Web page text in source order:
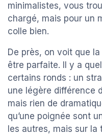
minimalistes, vous
chargé, mais pour un
colle bien.
De près, on voit que
être parfaite. Il y a
certains ronds : un
une légère différence
mais rien de
qu’une poignée sont
les autres, mais sur